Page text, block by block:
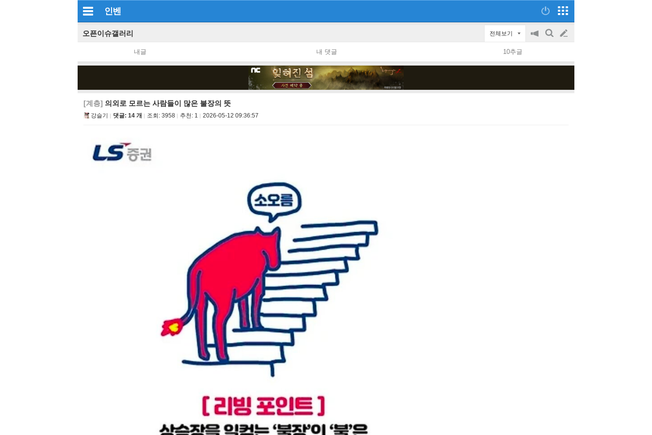
인벤
오픈이슈갤러리 전체보기
공
on/off
검
글
쓰
내글 내 댓글 10추글
[계층] 의외로 모르는 사람들이 많은 불장의 뜻
강슬기 댓글: 14 개 조회: 3958 추천: 1 2026-05-12 09:36:57